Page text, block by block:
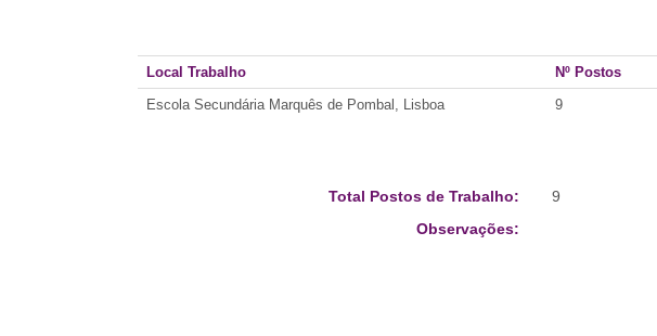
Local Trabalho Nº Postos
Escola Secundária Marquês de Pombal, Lisboa
9
Total Postos de Trabalho:
9
Observações: